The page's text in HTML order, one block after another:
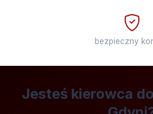
bezpieczny
Jesteś kierowca